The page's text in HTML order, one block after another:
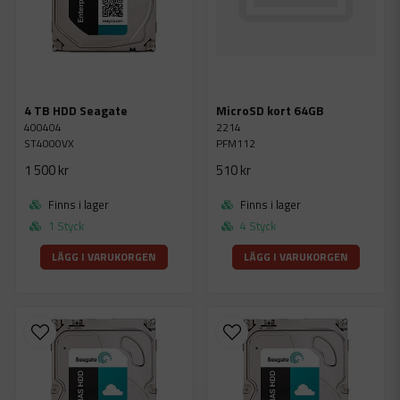
4 TB HDD Seagate
400404
ST4000VX
1 500 kr
Finns i lager
1 Styck
LÄGG I VARUKORGEN
MicroSD kort 64GB
2214
PFM112
510 kr
Finns i lager
4 Styck
LÄGG I VARUKORGEN